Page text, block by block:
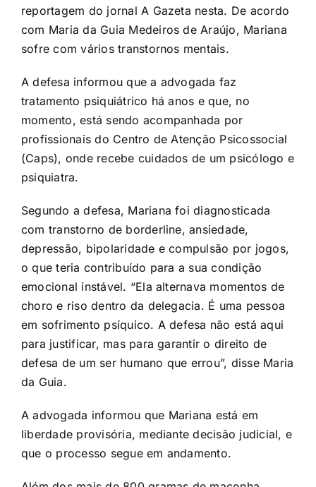
reportagem do jornal A Gazeta nesta. De acordo
com Maria da Guia Medeiros de Araújo, Mariana
sofre com vários transtornos mentais.
A defesa informou que a advogada faz
tratamento psiquiátrico há anos e que, no
momento, está sendo acompanhada por
profissionais do Centro de Atenção Psicossocial
(Caps), onde recebe cuidados de um psicólogo e
psiquiatra.
Segundo a defesa, Mariana foi diagnosticada
com transtorno de borderline, ansiedade,
depressão, bipolaridade e compulsão por jogos,
o que teria contribuído para a sua condição
emocional instável. “Ela alternava momentos de
choro e riso dentro da delegacia. É uma pessoa
em sofrimento psíquico. A defesa não está aqui
para justificar, mas para garantir o direito de
defesa de um ser humano que errou”, disse Maria
da Guia.
A advogada informou que Mariana está em
liberdade provisória, mediante decisão judicial, e
que o processo segue em andamento.